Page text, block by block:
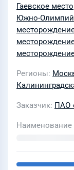
Гаевское
Южно-
Регионы
Заказчик ПАО